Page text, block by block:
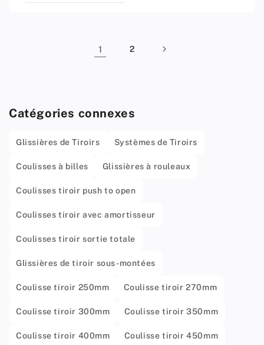
1 2
Catégories connexes
Glissières de Tiroirs Systèmes de Tiroirs
Coulisses à billes Glissières à rouleaux
Coulisses tiroir push to open
Coulisses tiroir avec amortisseur
Coulisses tiroir sortie totale
Glissières de tiroir sous-montées
Coulisse tiroir 250mm Coulisse tiroir 270mm
Coulisse tiroir 300mm Coulisse tiroir 350mm
Coulisse tiroir 400mm Coulisse tiroir 450mm